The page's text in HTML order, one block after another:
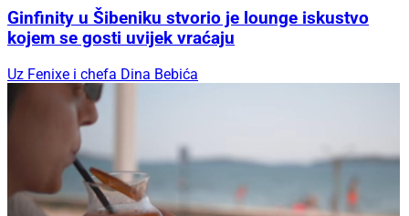
Ginfinity u Šibeniku stvorio je lounge iskustvo
kojem se gosti uvijek vraćaju
Uz Fenixe i chefa Dina Bebića